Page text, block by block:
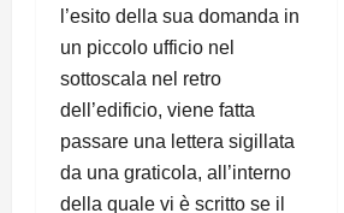
l’esito della sua domanda in
un piccolo ufficio nel
sottoscala nel retro
dell’edificio, viene fatta
passare una lettera sigillata
da una graticola, all’interno
della quale vi è scritto se il